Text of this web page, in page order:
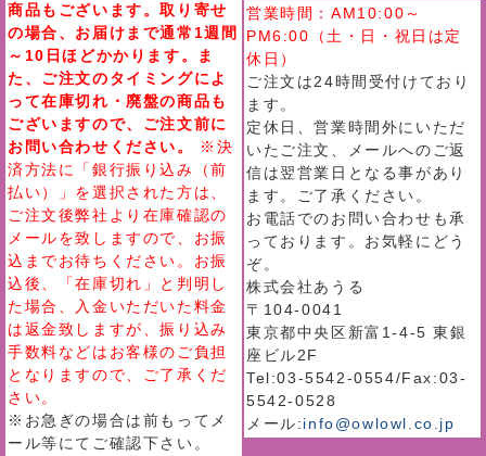
商品もございます。取り寄せ
の場合、お届けまで通常1週間
～10日ほどかかります。ま
た、ご注文のタイミングによ
って在庫切れ・廃盤の商品も
ございますので、ご注文前に
お問い合わせください。
※決
済方法に「銀行振り込み（前
払い）」を選択された方は、
ご注文後弊社より在庫確認の
メールを致しますので、お振
込までお待ちください。お振
込後、「在庫切れ」と判明し
た場合、入金いただいた料金
は返金致しますが、振り込み
手数料などはお客様のご負担
となりますので、ご了承くだ
さい。
※お急ぎの場合は前もってメ
ール等にてご確認下さい。
営業時間：AM10:00～
PM6:00（土・日・祝日は定
休日）
ご注文は24時間受付けており
ます。
定休日、営業時間外にいただ
いたご注文、メールへのご返
信は翌営業日となる事があり
ます。ご了承ください。
お電話でのお問い合わせも承
っております。お気軽にどう
ぞ。
株式会社あうる
〒104-0041
東京都中央区新富1-4-5 東銀
座ビル2F
Tel:03-5542-0554/Fax:03-
5542-0528
メール:info@owlowl.co.jp